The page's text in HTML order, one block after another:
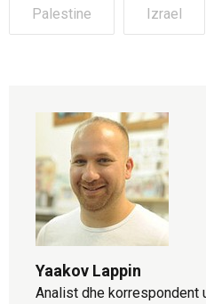
Palestine Izrael
Yaakov Lappin
Analist dhe korrespondent